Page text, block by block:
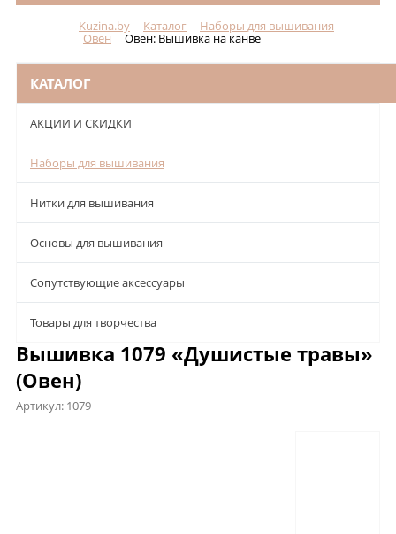
Kuzina.by Каталог Наборы для вышивания
Овен Овен: Вышивка на канве
КАТАЛОГ
АКЦИИ И СКИДКИ
Наборы для вышивания
Нитки для вышивания
Основы для вышивания
Сопутствующие аксессуары
Товары для творчества
Вышивка 1079 «Душистые травы»
(Овен)
Артикул: 1079